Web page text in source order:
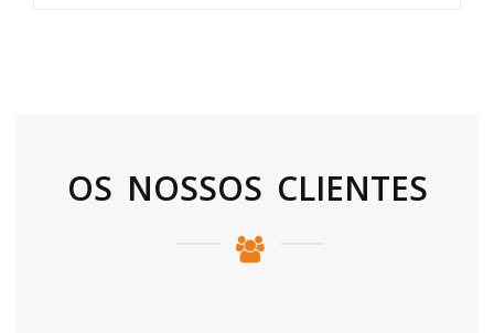
OS NOSSOS CLIENTES